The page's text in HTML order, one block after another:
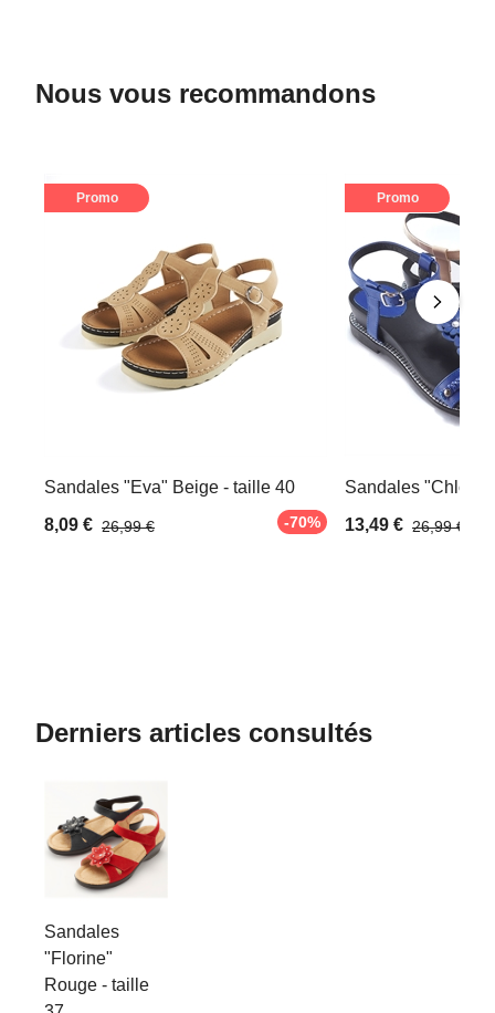
Nous vous recommandons
Promo
Sandales "Eva" Beige - taille 40
8,09 € 26,99 € -70%
Promo
Sandales "Chloé"
13,49 € 26,99 €
Derniers articles consultés
Sandales
"Florine"
Rouge - taille